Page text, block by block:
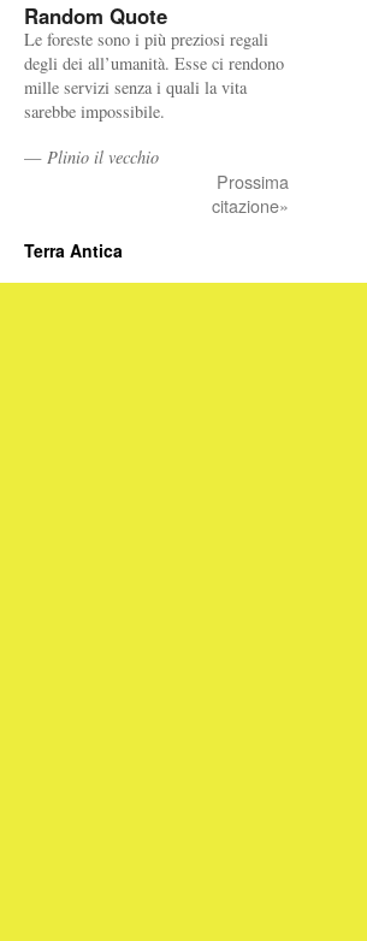
Random Quote
Le foreste sono i più preziosi regali
degli dei all’umanità. Esse ci rendono
mille servizi senza i quali la vita
sarebbe impossibile.
— Plinio il vecchio
Prossima
citazione»
Terra Antica